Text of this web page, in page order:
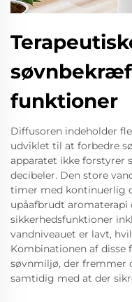
funktioner
Diffusoren indeholder
udviklet til at forbedre
apparatet ikke forstyrer
decibeler. Den store
timer med kontinuerlig
upåafbrudt
sikkerhedsfunktioner
vandniveauet er lavt,
Kombinationen af disse
søvnmiljø, der fremmer
samtidig med at der